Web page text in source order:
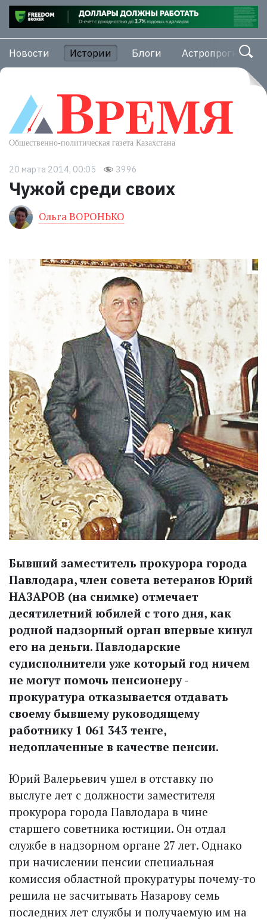
Новости Истории Блоги Астропрогноз
20 марта 2014, 00:05 3996
Чужой среди своих
Ольга ВОРОНЬКО
Бывший заместитель прокурора города
Павлодара, член совета ветеранов Юрий
НАЗАРОВ (на снимке) отмечает
десятилетний юбилей с того дня, как
родной надзорный орган впервые кинул
его на деньги. Павлодарские
судисполнители уже который год ничем
не могут помочь пенсионеру -
прокуратура отказывается отдавать
своему бывшему руководящему
работнику 1 061 343 тенге,
недоплаченные в качестве пенсии.
Юрий Валерьевич ушел в отставку по
выслуге лет с долж­ности заместителя
прокурора города Павлодара в чине
старшего советника юстиции. Он отдал
службе в надзорном органе 27 лет. Однако
при начислении пенсии специаль­ная
комиссия областной прокуратуры почему-то
решила не засчитывать Назарову семь
последних лет службы и получаемую им на